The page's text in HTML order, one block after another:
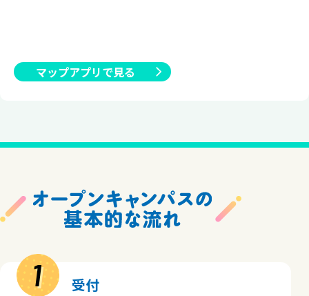
マップアプリで見る
1 受付